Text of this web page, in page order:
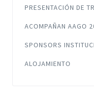
PRESENTACIÓN DE
ACOMPAÑAN AAGO
SPONSORS
ALOJAMIENTO